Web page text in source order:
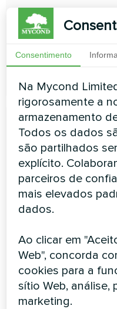
Capacidade de
Capacidade de
Unidades
de parede
Silver Glass
A nova série Silver
montagem na parede
excepcionais. Ótimo
habitacionais e
modelos são
adaptarem a qualquer
Consentimento
Na Mycond
rigorosamente a
armazenamento
Todos os dados
são partilhados
explícito.
parceiros de
mais elevados
dados.
Ao clicar em
Web", concorda
cookies para a
sítio Web, análise,
marketing.